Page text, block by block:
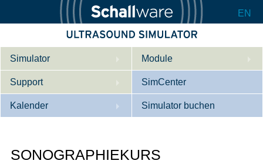
EN
Simulator
Beschreibung
Innere Medizin
Geburtshilfe / Gyn
Module
Support
Wer wir sind
Downloads
SimCenter
Kalender
Referenzen
Simulator buchen
SONOGRAPHIEKURS